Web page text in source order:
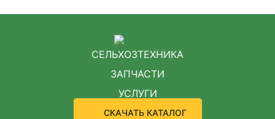
СЕЛЬХОЗТЕХНИКА
ЗАПЧАСТИ
УСЛУГИ
СКАЧАТЬ КАТАЛОГ